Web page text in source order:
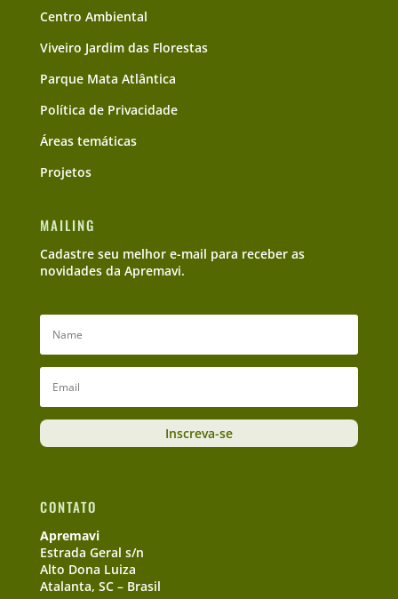
Centro Ambiental
Viveiro Jardim das Florestas
Parque Mata Atlântica
Política de Privacidade
Áreas temáticas
Projetos
MAILING
Cadastre seu melhor e-mail para receber as
novidades da Apremavi.
Inscreva-se
CONTATO
Apremavi
Estrada Geral s/n
Alto Dona Luiza
Atalanta, SC – Brasil